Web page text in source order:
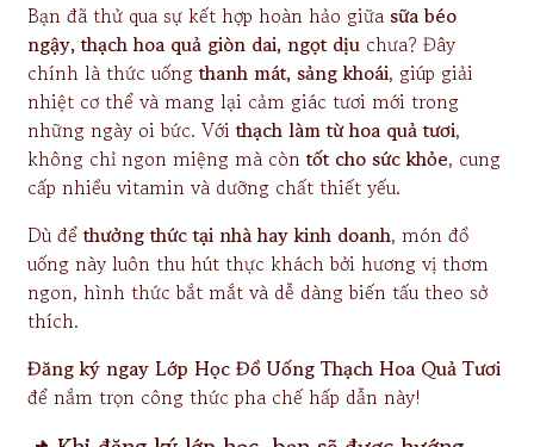
Bạn đã thử qua sự kết hợp hoàn hảo giữasữa béo
ngậy, thạch hoa quả giòn dai, ngọt dịu chưa? Đây
chính là thức uốngthanh mát, sảng khoái, giúp giải
nhiệt cơ thể và mang lại cảm giác tươi mới trong
những ngày oi bức. Vớithạch làm từ hoa quả tươi,
không chỉ ngon miệng mà còntốt cho sức khỏe, cung
cấp nhiều vitamin và dưỡng chất thiết yếu.
Dù đểthưởng thức tại nhà hay kinh doanh, món đồ
uống này luôn thu hút thực khách bởi hương vị thơm
ngon, hình thức bắt mắt và dễ dàng biến tấu theo sở
thích.
Đăng ký ngay Lớp Học Đồ Uống Thạch Hoa Quả Tươi
để nắm trọn công thức pha chế hấp dẫn này!